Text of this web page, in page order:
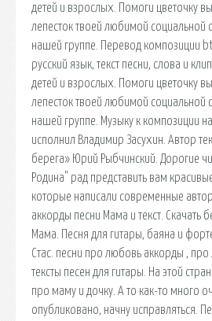
детей и взрослых. Помоги цветочку
лепесток твоей любимой социальной
нашей группе. Перевод композиции
русский язык, текст песни, слова и
детей и взрослых. Помоги цветочку
лепесток твоей любимой социальной
нашей группе. Музыку к композиции
исполнил Владимир Засухин. Автор
берега» Юрий Рыбчинский. Дорогие
Родина" рад представить вам
которые написали современные
аккорды песни Мама и текст. Скачать
Мама. Песня для гитары, баяна и
Стас. песни про любовь аккорды ,
тексты песен для гитары. На этой
про маму и дочку. А то как-то много
опубликовано, начну исправляться.